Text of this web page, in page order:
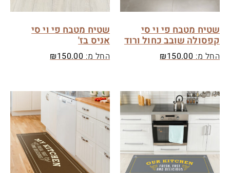
שטיח מטבח פי וי סי
קפסולה שובב כחול ורוד
החל מ: ₪150.00
שטיח מטבח פי וי סי
אניס בז'
החל מ: ₪150.00